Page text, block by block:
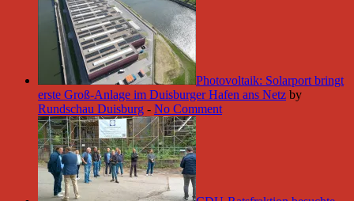
Photovoltaik: Solarport bringt
erste Groß-Anlage im Duisburger Hafen ans Netz by
Rundschau Duisburg - No Comment